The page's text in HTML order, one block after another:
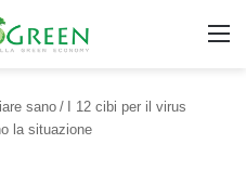
sano/ I 12 cibi per il virus
la situazione